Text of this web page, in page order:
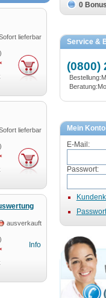
lieferbar
lieferbar
ausverkauft
Info
0
Service &
(0800)
Mein Konto
E-Mail:
Passwort: